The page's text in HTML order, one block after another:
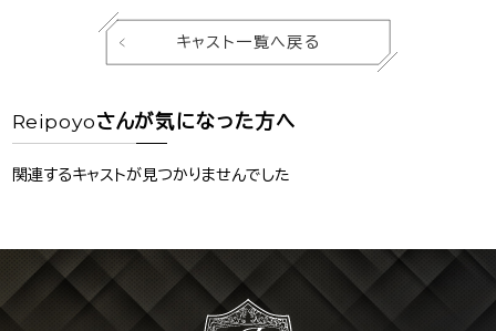
キャスト一覧へ戻る
Reipoyoさんが気になった方へ
関連するキャストが見つかりませんでした